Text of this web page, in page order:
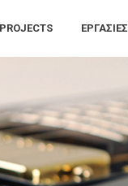
PROJECTS ΕΡΓΑΣΙΕΣ